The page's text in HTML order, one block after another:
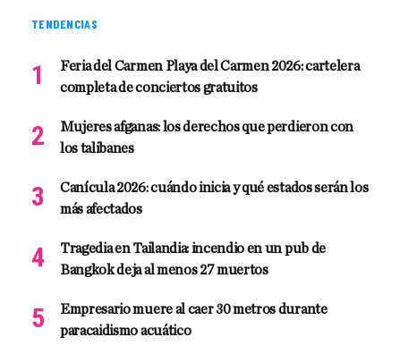
TENDENCIAS
Feria del Carmen Playa del Carmen 2026: cartelera
completa de conciertos gratuitos
Mujeres afganas: los derechos que perdieron con
los talibanes
Canícula 2026: cuándo inicia y qué estados serán los
más afectados
Tragedia en Tailandia: incendio en un pub de
Bangkok deja al menos 27 muertos
Empresario muere al caer 30 metros durante
paracaidismo acuático